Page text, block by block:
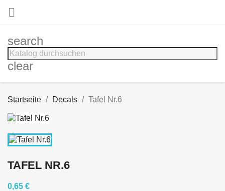

search
clear
Startseite Decals Tafel Nr.6
TAFEL NR.6
0,65 €